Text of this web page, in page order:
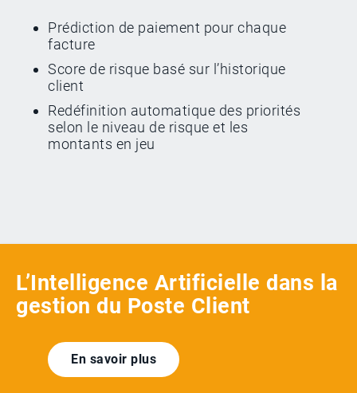
Prédiction de paiement pour chaque
facture
Score de risque basé sur l’historique
client
Redéfinition automatique des priorités
selon le niveau de risque et les
montants en jeu
L’Intelligence Artificielle dans la
gestion du Poste Client
En savoir plus